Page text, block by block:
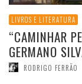
LIVROS E LITERATURA
“CAMINHAR
GERMANO
RODRIGO FERRÃO